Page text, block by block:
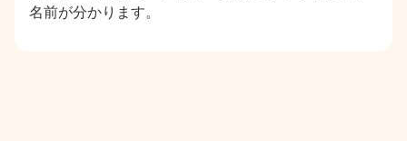
名前が分かります。